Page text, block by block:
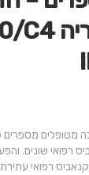
מטופלים מספרים
רפואי שונים.